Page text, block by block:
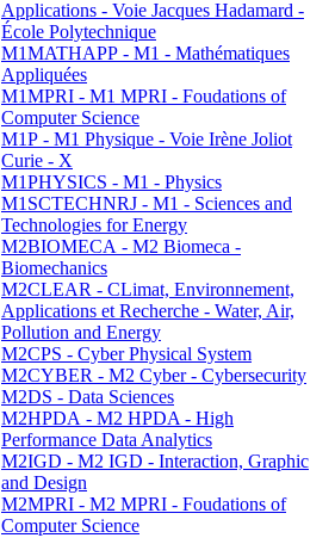
Applications - Voie Jacques Hadamard -
École Polytechnique
M1MATHAPP - M1 - Mathématiques
Appliquées
M1MPRI - M1 MPRI - Foudations of
Computer Science
M1P - M1 Physique - Voie Irène Joliot
Curie - X
M1PHYSICS - M1 - Physics
M1SCTECHNRJ - M1 - Sciences and
Technologies for Energy
M2BIOMECA - M2 Biomeca -
Biomechanics
M2CLEAR - CLimat, Environnement,
Applications et Recherche - Water, Air,
Pollution and Energy
M2CPS - Cyber Physical System
M2CYBER - M2 Cyber - Cybersecurity
M2DS - Data Sciences
M2HPDA - M2 HPDA - High
Performance Data Analytics
M2IGD - M2 IGD - Interaction, Graphic
and Design
M2MPRI - M2 MPRI - Foudations of
Computer Science